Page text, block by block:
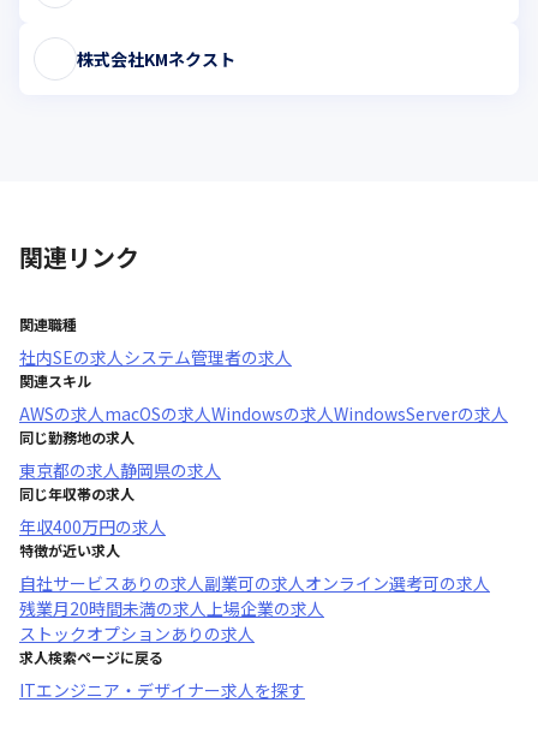
株式会社KMネクスト
関連リンク
関連職種
社内SEの求人システム管理者の求人
関連スキル
AWSの求人macOSの求人Windowsの求人WindowsServerの求人
同じ勤務地の求人
東京都の求人静岡県の求人
同じ年収帯の求人
年収400万円の求人
特徴が近い求人
自社サービスあり の求人副業可の求人オンライン選考可の求人
残業月20時間未満の求人上場企業の求人
ストックオプションあり の求人
求人検索ページに戻る
ITエンジニア・デザイナー求人を探す